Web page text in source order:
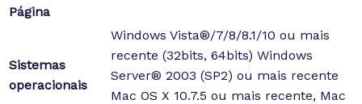
Página
Sistemas
operacionais
Windows Vista®/7/8/8.1/10 ou mais
recente (32bits, 64bits) Windows
Server® 2003 (SP2) ou mais recente
Mac OS X 10.7.5 ou mais recente, Mac